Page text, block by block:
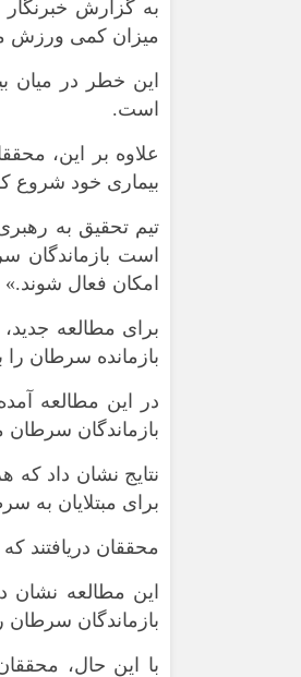
به گزارش
میزان کمی ورزش
این خطر در میان
است.
علاوه بر این،
بیماری خود شروع
تیم تحقیق به
است بازماندگان
امکان فعال شوند.»
بازمانده سرطان را با میانگین
بازماندگان سرطان مثانه (۲۴٪)، آندومتر (۲۲٪) و ریه (۱۸٪) بیش از نیمی از
برای مبتلایان به سرطان آندومتر ۳۸٪ و برای
محققان دریافتند
این مطالعه نشان
بازماندگان سرطان ریه و
با این حال،